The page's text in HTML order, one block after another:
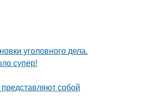
уголовного дела.
супер!
собой